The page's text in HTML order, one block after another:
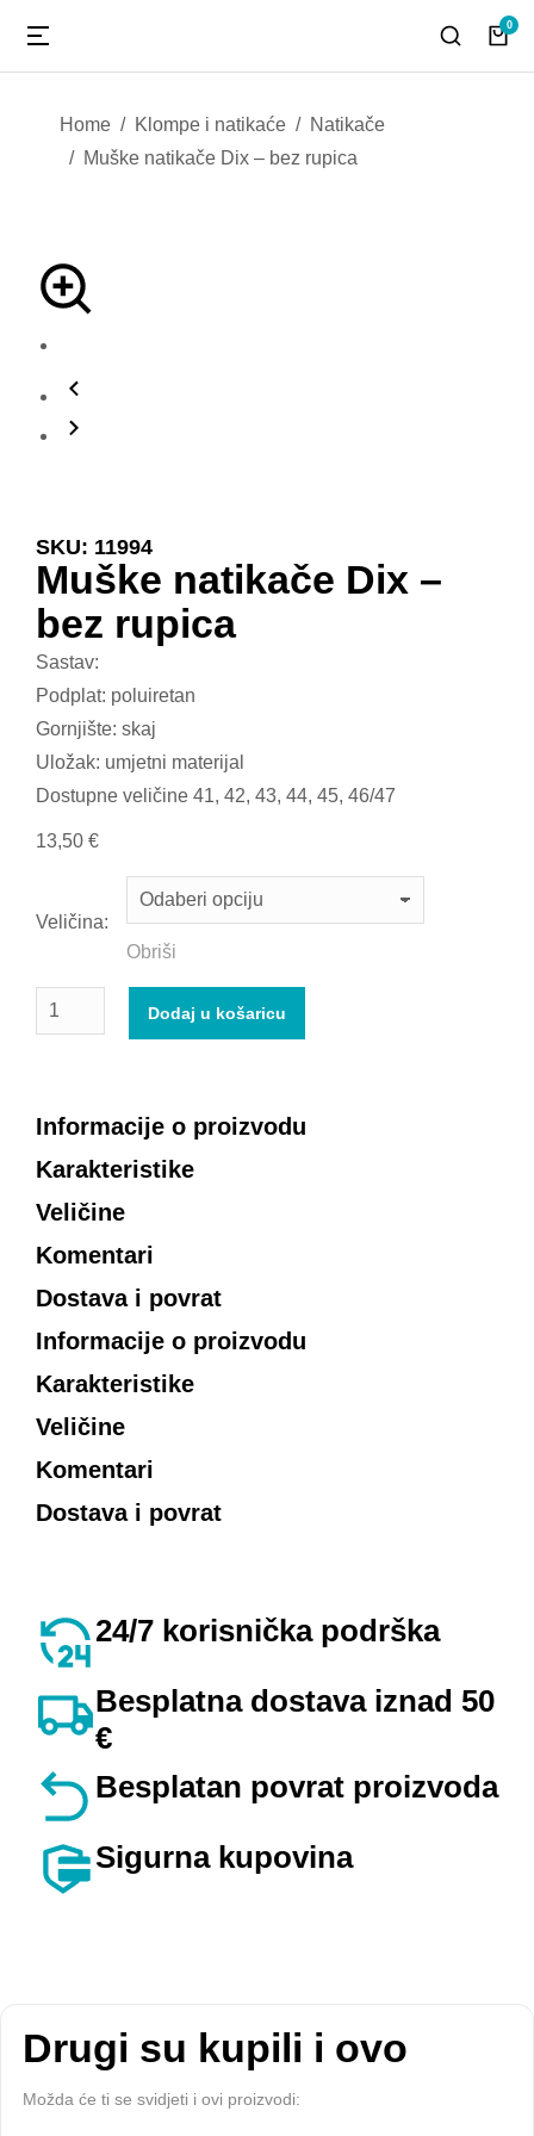
You are here:
Home Klompe i natikaće
Natikače
Muške natikače Dix – bez rupica
SKU: 11994
Muške natikače Dix –
bez rupica
Sastav:
Podplat: poluiretan
Gornjište: skaj
Uložak: umjetni materijal
Dostupne veličine 41, 42, 43, 44, 45, 46/47
13,50 €
Veličina:
Obriši
Dodaj u košaricu
Informacije o proizvodu
Karakteristike
Veličine
Komentari
Dostava i povrat
Informacije o proizvodu
Karakteristike
Veličine
Komentari
Dostava i povrat
24/7 korisnička podrška
Besplatna dostava iznad 50
€
Besplatan povrat proizvoda
Sigurna kupovina
Drugi su kupili i ovo
Možda će ti se svidjeti i ovi proizvodi: